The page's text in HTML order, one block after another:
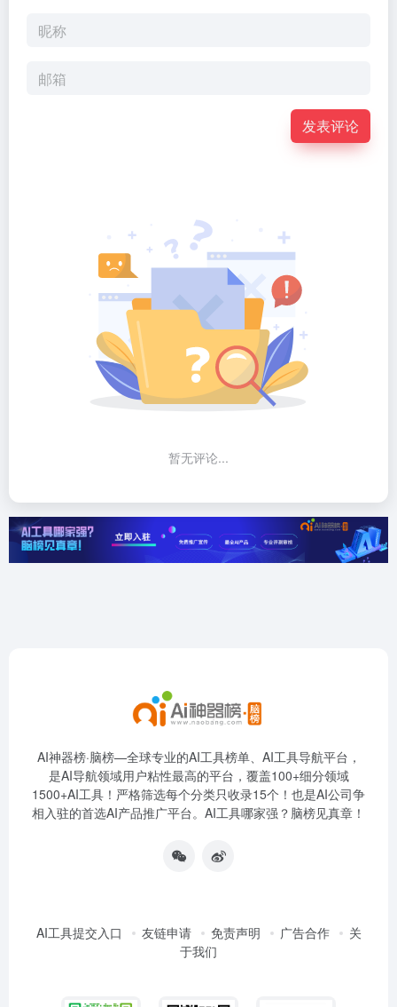
发表评论
暂无评论...
AI神器榜·脑榜—全球专业的AI工具榜单、AI工具导航平台，
是AI导航领域用户粘性最高的平台，覆盖100+细分领域
1500+AI工具！严格筛选每个分类只收录15个！也是AI公司争
相入驻的首选AI产品推广平台。AI工具哪家强？脑榜见真章！
AI工具提交入口 友链申请 免责声明 广告合作
关
于我们